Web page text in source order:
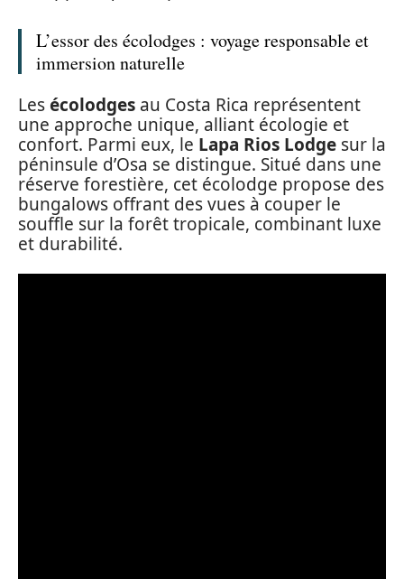
L’essor des écolodges : voyage responsable et
immersion naturelle
Lesécolodges au Costa Rica représentent
une approche unique, alliant écologie et
confort. Parmi eux, le Lapa Rios Lodge sur la
péninsule d’Osa se distingue. Situé dans une
réserve forestière, cet écolodge propose des
bungalows offrant des vues à couper le
souffle sur la forêt tropicale, combinant luxe
et durabilité.